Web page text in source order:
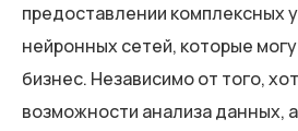
предоставлении комплексных
нейронных сетей, которые
бизнес. Независимо от того,
возможности анализа данных,